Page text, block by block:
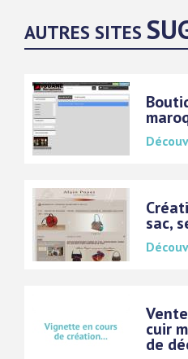
AUTRES SITES
sac,
cuir
de